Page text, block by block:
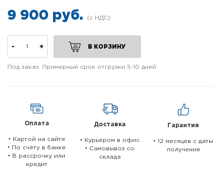
9 900 руб.
- + В КОРЗИНУ
Под заказ. Примерный срок отгрузки 5-10 дней
Оплата
• Картой на сайте
• По счёту в банке
• В рассрочку или
кредит
Доставка
• Курьером в офис
• Самовывоз со
склада
Гарантия
• 12 месяцев c даты
получения